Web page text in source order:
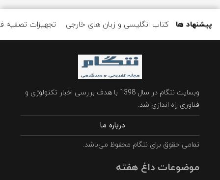
پیشنهاد ها تجهیزات تصفیه کتاب انگلیسی و زبان های خارجی
وبسایت نتگام در سال 1398 با هدف بررسی اخبار تکنولوژی و
فناوری راه اندازی شد.
درباره ما
تمامی حقوق برای نتگام محفوظ می‌باشد.
موضوعات داغ هفته